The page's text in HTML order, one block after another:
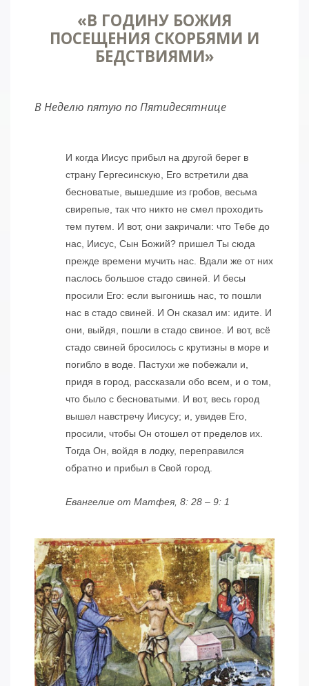
«В ГОДИНУ БОЖИЯ
ПОСЕЩЕНИЯ СКОРБЯМИ И
БЕДСТВИЯМИ»
В Неделю пятую по Пятидесятнице
И когда Иисус прибыл на другой берег в
страну Гергесинскую, Его встретили два
бесноватые, вышедшие из гробов, весьма
свирепые, так что никто не смел проходить
тем путем. И вот, они закричали: что Тебе до
нас, Иисус, Сын Божий? пришел Ты сюда
прежде времени мучить нас. Вдали же от них
паслось большое стадо свиней. И бесы
просили Его: если выгонишь нас, то пошли
нас в стадо свиней. И Он сказал им: идите. И
они, выйдя, пошли в стадо свиное. И вот, всё
стадо свиней бросилось с крутизны в море и
погибло в воде. Пастухи же побежали и,
придя в город, рассказали обо всем, и о том,
что было с бесноватыми. И вот, весь город
вышел навстречу Иисусу; и, увидев Его,
просили, чтобы Он отошел от пределов их.
Тогда Он, войдя в лодку, переправился
обратно и прибыл в Свой город.
Евангелие от Матфея, 8: 28 – 9: 1